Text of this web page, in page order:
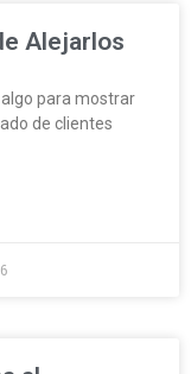
Alejarlos
para mostrar
de clientes